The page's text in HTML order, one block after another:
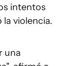
intentos
violencia.
una